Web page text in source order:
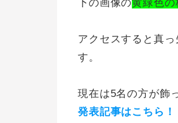
下の画像の黄緑色の
アクセスすると真
す。
現在は5名の方が飾
発表記事はこちら！